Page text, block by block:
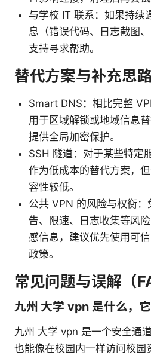
与学校 IT 联系：如果持续
息（错误代码、日志截图
支持寻求帮助。
替代方案与补充思
Smart DNS：相比完整
用于区域解锁或地域信息
提供全局加密保护。
SSH 隧道：对于某些特定
作为低成本的替代方案，
容性较低。
公共 VPN 的风险与权衡
告、限速、日志收集等风
感信息，建议优先使用可
政策。
常见问题与误解（
九州 大学 vpn 是什么，它
九州 大学 vpn 是一个安全通
也能像在校园内一样访问校园